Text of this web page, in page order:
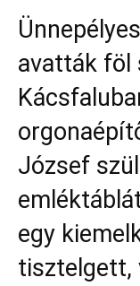
avatták föl
József
egy
tisztelgett,